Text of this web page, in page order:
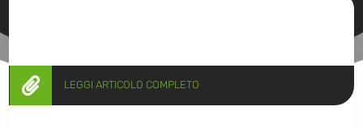
 LEGGI ARTICOLO COMPLETO